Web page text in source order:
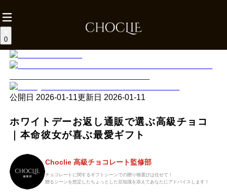
0
公開日 2026-01-11更新日 2026-01-11
ホワイトデーお返し通販で選ぶ高級チョコ
｜本命彼女が喜ぶ最愛ギフト
Choclie 高級チョコレート監修部
チョコレートに関するギフトシーンでの贈り物選びは任せて！
贈るシーンを想定したちょっとした豆知識を添えてあなたにアドバイスします！